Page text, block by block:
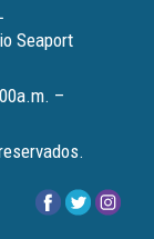
Seaport
–